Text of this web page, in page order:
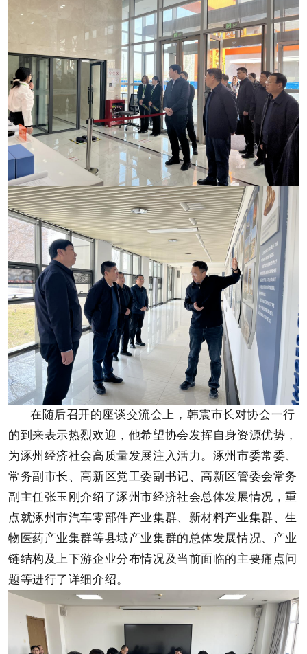
在随后召开的座谈交流会上，韩震市长对协会一行
的到来表示热烈欢迎，他希望协会发挥自身资源优势，
为涿州经济社会高质量发展注入活力。涿州市委常委、
常务副市长、高新区党工委副书记、高新区管委会常务
副主任张玉刚介绍了涿州市经济社会总体发展情况，重
点就涿州市汽车零部件产业集群、新材料产业集群、生
物医药产业集群等县域产业集群的总体发展情况、产业
链结构及上下游企业分布情况及当前面临的主要痛点问
题等进行了详细介绍。